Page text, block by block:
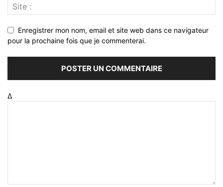
Enregistrer mon nom, email et site web dans ce navigateur
pour la prochaine fois que je commenterai.
Δ